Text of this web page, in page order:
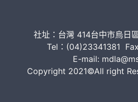
社址：台灣 414台中市烏日
Tel：(04)23341381
E-mail:
Copyright 2021©All right